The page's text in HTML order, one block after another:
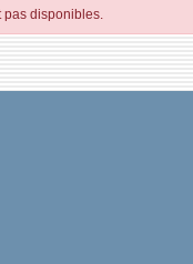
pas disponibles.